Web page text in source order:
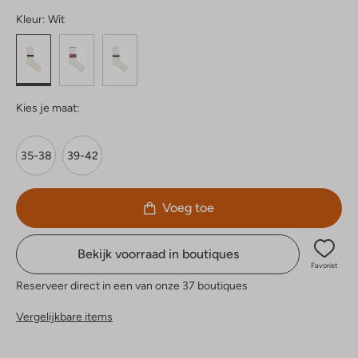
Kleur: Wit
Kies je maat:
35-38 39-42
Voeg toe
Bekijk voorraad in boutiques
Favoriet
Reserveer direct in een van onze 37 boutiques
Vergelijkbare items